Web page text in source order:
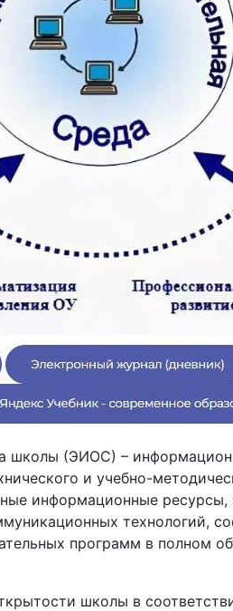
школы (ЭИОС) –
и учебно-
информационные ресурсы,
технологий,
программ в полном
школы в